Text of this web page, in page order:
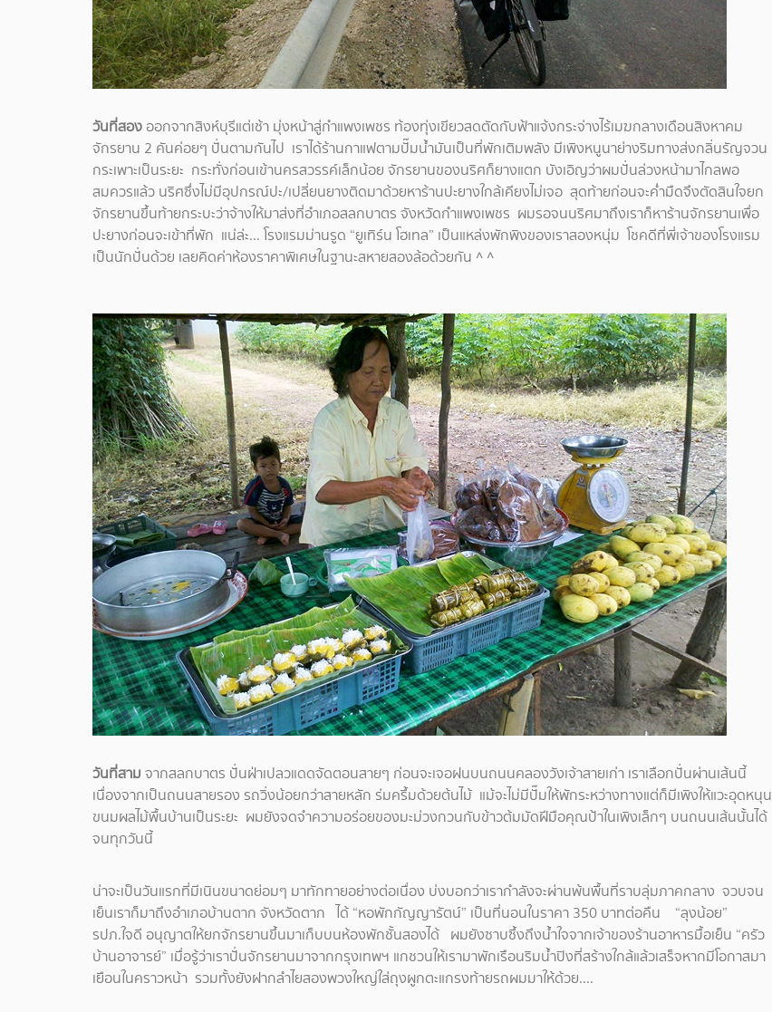
วันที่สอง ออกจากสิงห์บุรีแต่เช้า มุ่งหน้าสู่กำแพงเพชร ท้องทุ่งเขียวสดตัดกับฟ้าแจ้งกระจ่างไร้เมฆกลางเดือนสิงหาคม
จักรยาน 2 คันค่อยๆ ปั่นตามกันไป เราได้ร้านกาแฟตามปั๊มน้ำมันเป็นที่พักเติมพลัง มีเพิงหนูนาย่างริมทางส่งกลิ่นรัญจวน
กระเพาะเป็นระยะ กระทั่งก่อนเข้านครสวรรค์เล็กน้อย จักรยานของนริศก็ยางแตก บังเอิญว่าผมปั่นล่วงหน้ามาไกลพอ
สมควรแล้ว นริศซึ่งไม่มีอุปกรณ์ปะ/เปลี่ยนยางติดมาด้วยหาร้านปะยางใกล้เคียงไม่เจอ สุดท้ายก่อนจะค่ำมืดจึงตัดสินใจยก
จักรยานขึ้นท้ายกระบะว่าจ้างให้มาส่งที่อำเภอสลกบาตร จังหวัดกำแพงเพชร ผมรอจนนริศมาถึงเราก็หาร้านจักรยานเพื่อ
ปะยางก่อนจะเข้าที่พัก แน่ล่ะ... โรงแรมม่านรูด “ยูเทิร์น โฮเทล” เป็นแหล่งพักพิงของเราสองหนุ่ม โชคดีที่พี่เจ้าของโรงแรม
เป็นนักปั่นด้วย เลยคิดค่าห้องราคาพิเศษในฐานะสหายสองล้อด้วยกัน ^ ^
วันที่สาม จากสลกบาตร ปั่นฝ่าเปลวแดดจัดตอนสายๆ ก่อนจะเจอฝนบนถนนคลองวังเจ้าสายเก่า เราเลือกปั่นผ่านเส้นนี้
เนื่องจากเป็นถนนสายรอง รถวิ่งน้อยกว่าสายหลัก ร่มครึ้มด้วยต้นไม้ แม้จะไม่มีปั๊มให้พักระหว่างทางแต่ก็มีเพิงให้แวะอุดหนุน
ขนมผลไม้พื้นบ้านเป็นระยะ ผมยังจดจำความอร่อยของมะม่วงกวนกับข้าวต้มมัดฝีมือคุณป้าในเพิงเล็กๆ บนถนนเส้นนั้นได้
จนทุกวันนี้
น่าจะเป็นวันแรกที่มีเนินขนาดย่อมๆ มาทักทายอย่างต่อเนื่อง บ่งบอกว่าเรากำลังจะผ่านพ้นพื้นที่ราบลุ่มภาคกลาง จวบจน
เย็นเราก็มาถึงอำเภอบ้านตาก จังหวัดตาก ได้ “หอพักกัญญารัตน์” เป็นที่นอนในราคา 350 บาทต่อคืน “ลุงน้อย”
รปภ.ใจดี อนุญาตให้ยกจักรยานขึ้นมาเก็บบนห้องพักชั้นสองได้ ผมยังซาบซึ้งถึงน้ำใจจากเจ้าของร้านอาหารมื้อเย็น “ครัว
บ้านอาจารย์” เมื่อรู้ว่าเราปั่นจักรยานมาจากกรุงเทพฯ แกชวนให้เรามาพักเรือนริมน้ำปิงที่สร้างใกล้แล้วเสร็จหากมีโอกาสมา
เยือนในคราวหน้า รวมทั้งยังฝากลำไยสองพวงใหญ่ใส่ถุงผูกตะแกรงท้ายรถผมมาให้ด้วย....